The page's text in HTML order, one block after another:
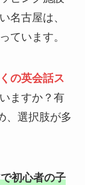
名古屋は、
ています。
の英会話ス
ますか？有
、選択肢が多
初心者の子